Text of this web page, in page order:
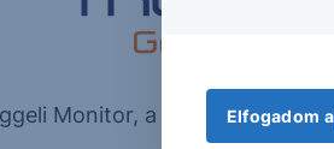
Monitor, a Trend FMElfogadom